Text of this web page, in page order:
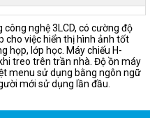
nghệ 3LCD, có cường độ
cho việc hiển thị hình ảnh tốt
họp, lớp học. Máy chiếu H-
treo trên trần nhà. Độ ồn máy
menu sử dụng bằng ngôn ngữ
mới sử dụng lần đầu.